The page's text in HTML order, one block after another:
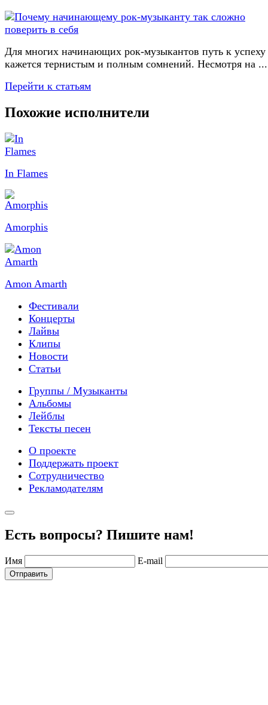
Для многих начинающих рок-музыкантов путь к успеху
кажется тернистым и полным сомнений. Несмотря на ...
Перейти к статьям
Похожие исполнители
In Flames
Amorphis
Amon Amarth
Фестивали
Концерты
Лайвы
Клипы
Новости
Статьи
Группы / Музыканты
Альбомы
Лейблы
Тексты песен
О проекте
Поддержать проект
Сотрудничество
Рекламодателям
Есть вопросы? Пишите нам!
Имя E-mail